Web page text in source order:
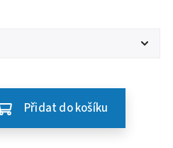
Přidat do košíku